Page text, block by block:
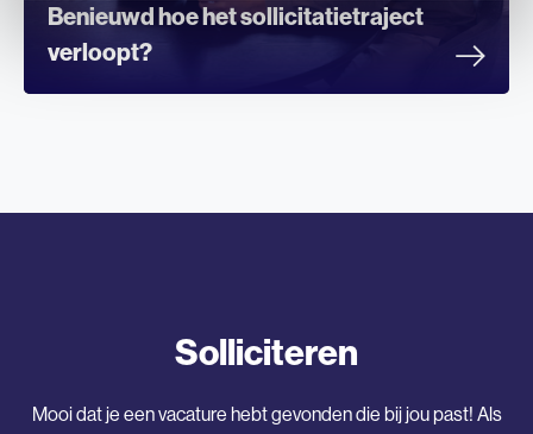
Benieuwd hoe het sollicitatietraject
verloopt?
Solliciteren
Mooi dat je een vacature hebt gevonden die bij jou past! Als